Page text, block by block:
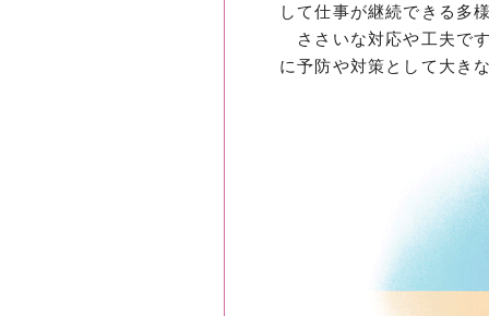
して仕事が継続できる多
ささいな対応や工夫で
に予防や対策として大き